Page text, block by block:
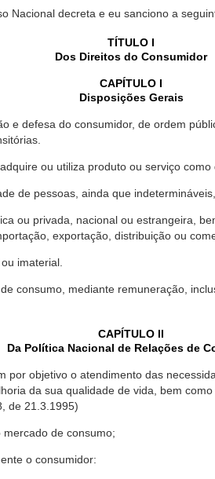
Nacional decreta e eu sanciono a
TÍTULO I
Dos Direitos do Consumidor
CAPÍTULO I
Disposições Gerais
e defesa do consumidor, de ordem
ou utiliza produto ou serviço como
de pessoas, ainda que
ou privada, nacional ou estrangeira,
exportação, distribuição ou
imaterial.
consumo, mediante remuneração,
CAPÍTULO II
Da Política Nacional de Relações de
por objetivo o atendimento das
da sua qualidade de vida, bem
21.3.1995)
de consumo;
o consumidor: